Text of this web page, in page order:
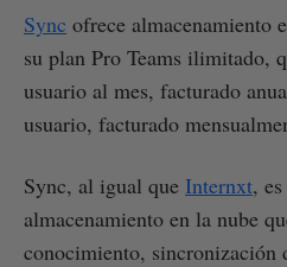
Sync ofrece almacenamiento
su plan Pro Teams ilimitado,
usuario al mes, facturado
usuario, facturado
Sync, al igual que Internxt,
almacenamiento en la nube
conocimiento, sincronización